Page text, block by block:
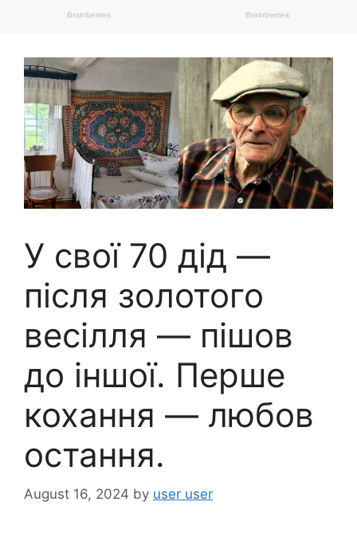
У свої 70 дід —
після золотого
весілля — пішов
до іншої. Перше
кохання — любов
остання.
August 16, 2024 by user user